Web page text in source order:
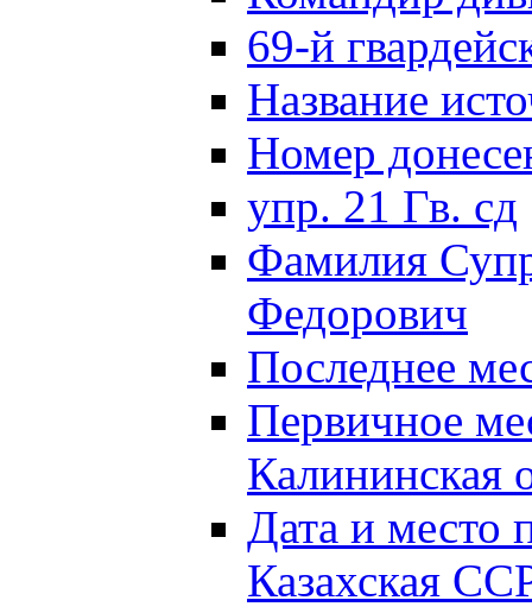
69-й
Название
Номер
упр. 21 Гв. сд
Фамилия
Федорович
Последнее
Первичное
Калининская
Дата и
Казахская